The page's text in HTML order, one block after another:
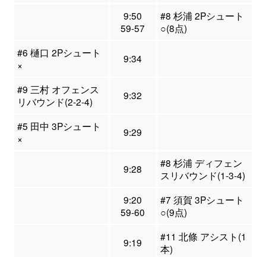
9:50
59-57
#8 杉浦 2Pシュート
○(8点)
#6 樋口 2Pシュート
×
9:34
#9 三村 オフェンス
リバウンド(2-2-4)
9:32
#5 田中 3Pシュート
×
9:29
9:28
#8 杉浦 ディフェン
スリバウンド(1-3-4)
9:20
59-60
#7 須賀 3Pシュート
○(9点)
9:19
#11 北條 アシスト(1
本)